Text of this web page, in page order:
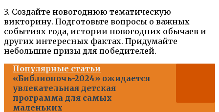
3. Создайте новогоднюю тематическую
викторину. Подготовьте вопросы о важных
событиях года, истории новогодних обычаев и
других интересных фактах. Придумайте
небольшие призы для победителей.
Популярные статьи
«Библионочь-2024» ожидается
увлекательная детская
программа для самых
маленьких